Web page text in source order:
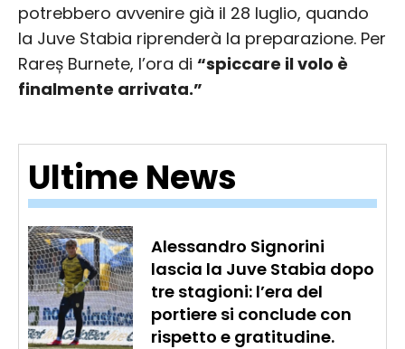
Ultime News
Alessandro Signorini
lascia la Juve Stabia dopo
tre stagioni: l’era del
portiere si conclude con
rispetto e gratitudine.
potrebbero avvenire già il 28 luglio, quando
la Juve Stabia riprenderà la preparazione. Per
Rareș Burnete, l’ora di “spiccare il volo è
finalmente arrivata.”